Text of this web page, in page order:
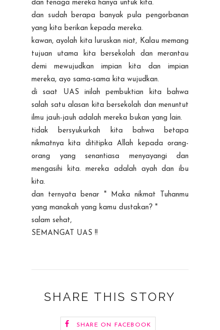
dan tenaga mereka hanya untuk kita.
dan sudah berapa banyak pula pengorbanan
yang kita berikan kepada mereka.
kawan, ayolah kita luruskan niat, Kalau memang
tujuan utama kita bersekolah dan merantau
demi mewujudkan impian kita dan impian
mereka, ayo sama-sama kita wujudkan.
di saat UAS inilah pembuktian kita bahwa
salah satu alasan kita bersekolah dan menuntut
ilmu jauh-jauh adalah mereka bukan yang lain.
tidak bersyukurkah kita bahwa betapa
nikmatnya kita dititipka Allah kepada orang-
orang yang senantiasa menyayangi dan
mengasihi kita. mereka adalah ayah dan ibu
kita.
dan ternyata benar " Maka nikmat Tuhanmu
yang manakah yang kamu dustakan? "
salam sehat,
SEMANGAT UAS !!
SHARE THIS STORY
SHARE ON FACEBOOK